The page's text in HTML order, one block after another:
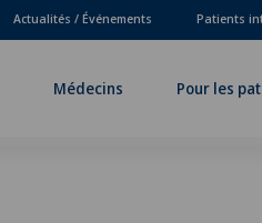
Actualités / Événements Patients
Médecins Pour les